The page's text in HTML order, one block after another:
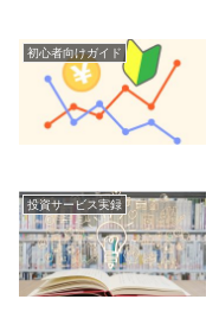
初心者向けガイド
投資サービス実録